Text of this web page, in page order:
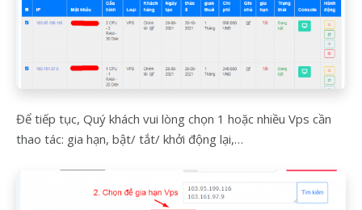
Để tiếp tục, Quý khách vui lòng chọn 1 hoặc nhiều Vps cần
thao tác: gia hạn, bật/ tắt/ khởi động lại,…